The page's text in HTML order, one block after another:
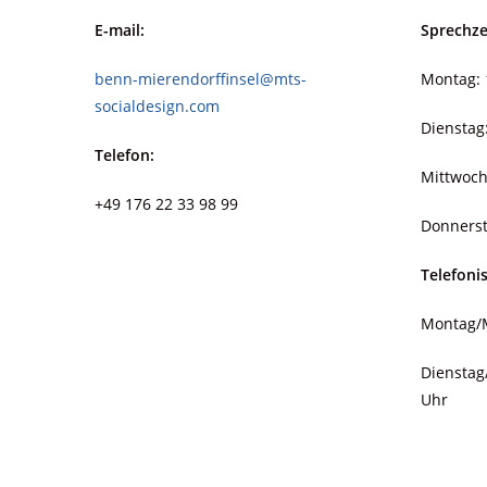
E-mail:
benn-mierendorffinsel@mts-
socialdesign.com
Telefon:
+49 176 22 33 98 99
Montag:
Montag/
Uhr